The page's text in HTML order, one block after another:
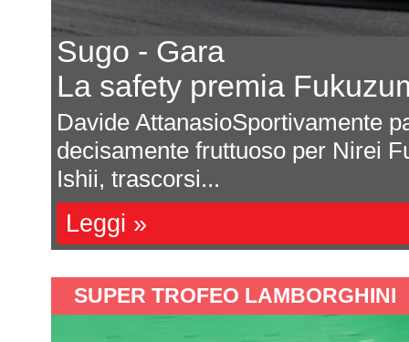
Sugo - Gara
La safety premia Fukuzumi
Davide AttanasioSportivamente
decisamente fruttuoso per Nirei
Ishii, trascorsi...
Leggi »
SUPER TROFEO LAMBORGHINI